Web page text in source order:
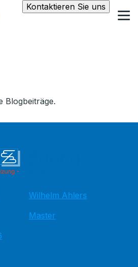
Kontaktieren Sie uns
Blogbeiträge.
Wilhelm Ahlers
Master